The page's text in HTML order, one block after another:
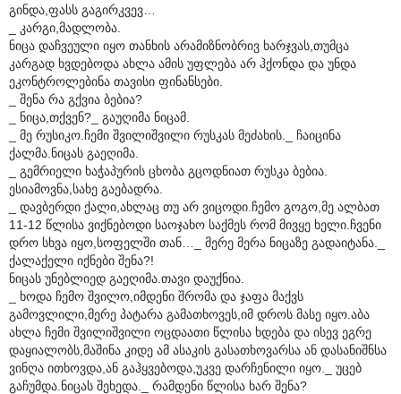
გინდა,ფასს გაგირკვევ…
_ კარგი,მადლობა.
ნიცა დაჩვეული იყო თანხის არამიზნობრივ ხარჯვას,თუმცა
კარგად ხვდებოდა ახლა ამის უფლება არ ჰქონდა და უნდა
ეკონტროლებინა თავისი ფინანსები.
_ შენა რა გქვია ბებია?
_ ნიცა,თქვენ?_ გაუღიმა ნიცამ.
_ მე რუსიკო.ჩემი შვილიშვილი რუსკას მეძახის._ ჩაიცინა
ქალმა.ნიცას გაეღიმა.
_ გემრიელი ხაჭაპურის ცხობა გცოდნიათ რუსკა ბებია.
ესიამოვნა,სახე გაებადრა.
_ დავბერდი ქალი,ახლაც თუ არ ვიცოდი.ჩემო გოგო,მე ალბათ
11-12 წლისა ვიქნებოდი საოჯახო საქმეს რომ მივყე ხელი.ჩვენი
დრო სხვა იყო,სოფელში თან…_ მერე მერა ნიცაზე გადაიტანა._
ქალაქელი იქნები შენა?!
ნიცას უნებლიედ გაეღიმა.თავი დაუქნია.
_ ხოდა ჩემო შვილო,იმდენი შრომა და ჯაფა მაქვს
გამოვლილი,მერე პატარა გამათხოვეს,იმ დროს მასე იყო.აბა
ახლა ჩემი შვილიშვილი ოცდაათი წლისა ხდება და ისევ ეგრე
დაყიალობს,მაშინა კიდე ამ ასაკის გასათხოვარსა ან დასანიშნსა
ვინღა ითხოვდა,ან გაჰყვებოდა,უკვე დარჩენილი იყო._ უცებ
გაჩუმდა.ნიცას შეხედა._ რამდენი წლისა ხარ შენა?